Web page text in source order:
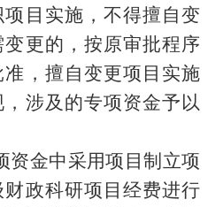
目实施，不得擅自变
更的，按原审批程序
，擅自变更项目实施
涉及的专项资金予以
资金中采用项目制立项
政科研项目经费进行